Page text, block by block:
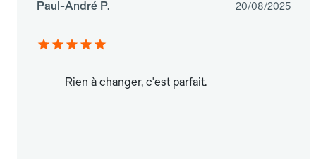
Paul-André P. 20/08/2025
Rien à changer, c'est parfait.